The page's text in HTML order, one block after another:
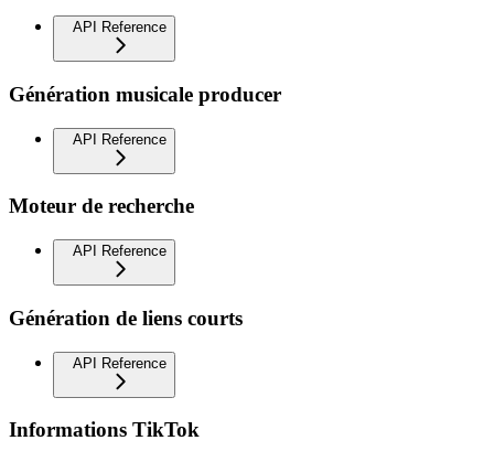
API Reference
Génération musicale producer
API Reference
Moteur de recherche
API Reference
Génération de liens courts
API Reference
Informations TikTok